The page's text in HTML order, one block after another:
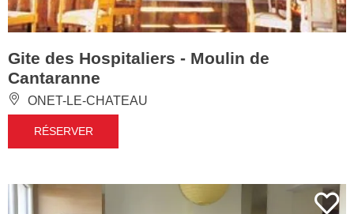
Gite des Hospitaliers - Moulin de
Cantaranne
ONET-LE-CHATEAU
RÉSERVER